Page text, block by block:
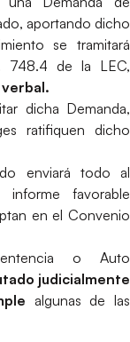
aportando dicho
se tramitará
748.4 de la LEC,
dicha Demanda,
ratifiquen dicho
enviará todo al
favorable
en el Convenio
o Auto
judicialmente
algunas de las